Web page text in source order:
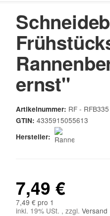
ernst"
Artikelnummer: RF - RFB335
GTIN: 4335915055613
Hersteller:
7,49 €
7,49 € pro 1
inkl. 19% USt. , zzgl. Versand